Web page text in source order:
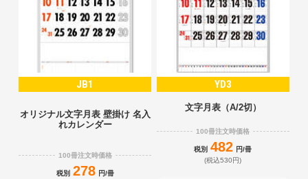
JB1
オリジナル文字月表 壁掛け 名入
れカレンダー
100冊注文時価格
税別 278 円/冊
YD3
文字月表（A/2切）
100冊注文時価格
税別 482 円/冊
(税込530円)